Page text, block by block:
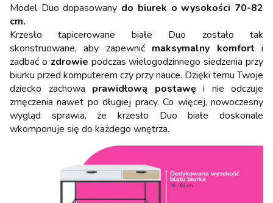
Model Duo dopasowany do biurek o wysokości 70-82
cm.
Krzesło tapicerowane białe Duo zostało tak
skonstruowane, aby zapewnić maksymalny komfort i
zadbać o zdrowie podczas wielogodzinnego siedzenia przy
biurku przed komputerem czy przy nauce. Dzięki temu Twoje
dziecko zachowa prawidłową postawę i nie odczuje
zmęczenia nawet po długiej pracy. Co więcej, nowoczesny
wygląd sprawia, że krzesło Duo białe doskonale
wkomponuje się do każdego wnętrza.